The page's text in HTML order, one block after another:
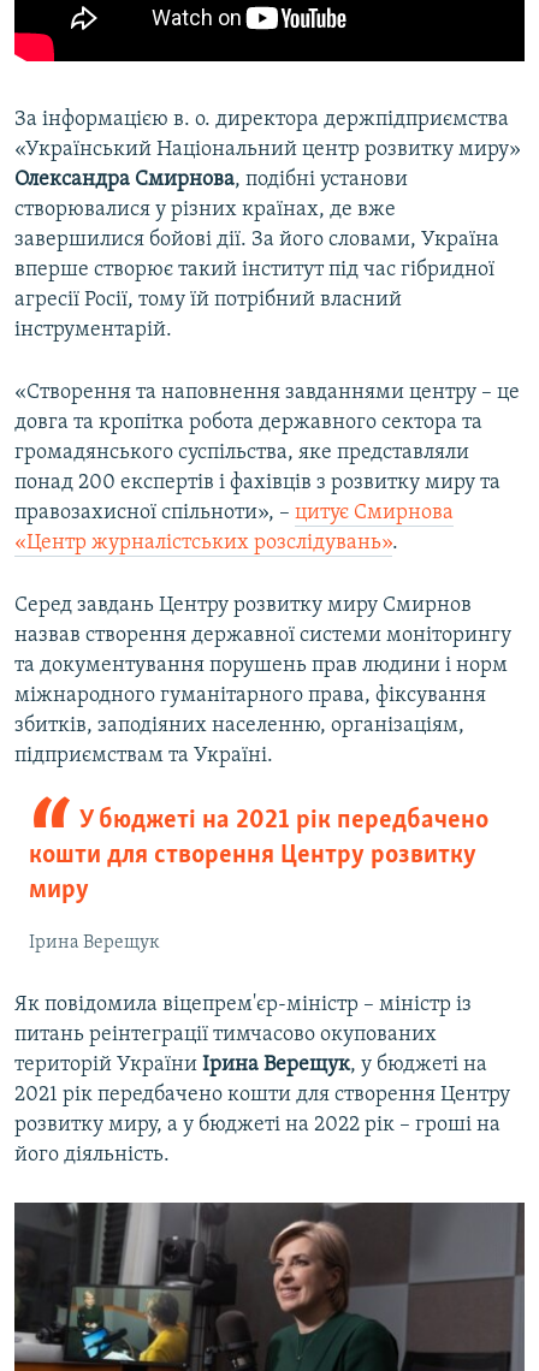
За інформацією в. о. директора держпідприємства
«Український Національний центр розвитку миру»
Олександра Смирнова, подібні установи
створювалися у різних країнах, де вже
завершилися бойові дії. За його словами, Україна
вперше створює такий інститут під час гібридної
агресії Росії, тому їй потрібний власний
інструментарій.
«Створення та наповнення завданнями центру – це
довга та кропітка робота державного сектора та
громадянського суспільства, яке представляли
понад 200 експертів і фахівців з розвитку миру та
правозахисної спільноти», – цитує Смирнова
«Центр журналістських розслідувань».
Серед завдань Центру розвитку миру Смирнов
назвав створення державної системи моніторингу
та документування порушень прав людини і норм
міжнародного гуманітарного права, фіксування
збитків, заподіяних населенню, організаціям,
підприємствам та Україні.
У бюджеті на 2021 рік передбачено
кошти для створення Центру розвитку
миру
Ірина Верещук
Як повідомила віцепрем'єр-міністр – міністр із
питань реінтеграції тимчасово окупованих
територій України Ірина Верещук, у бюджеті на
2021 рік передбачено кошти для створення Центру
розвитку миру, а у бюджеті на 2022 рік – гроші на
його діяльність.